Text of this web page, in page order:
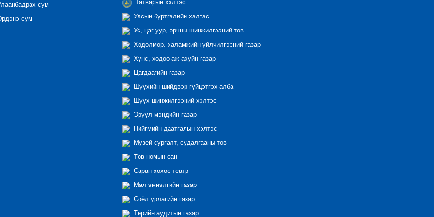
сум
сум
Татварын хэлтэс
Улсын бүртгэлийн хэлтэс
Ус, цаг уур, орчны шинжилгээний төв
Хөдөлмөр, халамжийн үйлчилгээний газар
Хүнс, хөдөө аж ахуйн газар
Цагдаагийн газар
Шүүхийн шийдвэр гүйцэтгэх алба
Шүүх шинжилгээний хэлтэс
Эрүүл мэндийн газар
Нийгмийн даатгалын хэлтэс
Музей сургалт, судалгааны төв
Төв номын сан
Саран хөхөө театр
Мал эмнэлгийн газар
Соёл урлагийн газар
Төрийн аудитын газар